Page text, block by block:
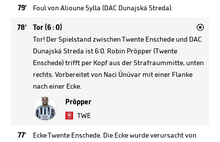
79' Foul von Alioune Sylla (DAC Dunajská Streda).
78' Tor (6 : 0) 
Tor! Der Spielstand zwischen Twente Enschede und DAC
Dunajská Streda ist 6:0. Robin Pröpper (Twente
Enschede) trifft per Kopf aus der Strafraummitte, unten
rechts. Vorbereitet von Naci Ünüvar mit einer Flanke
nach einer Ecke.
Pröpper
TWE
77'
Ecke Twente Enschede. Die Ecke wurde verursacht von